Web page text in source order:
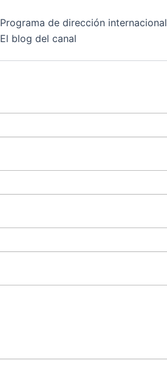
Programa de dirección internacional
El blog del canal